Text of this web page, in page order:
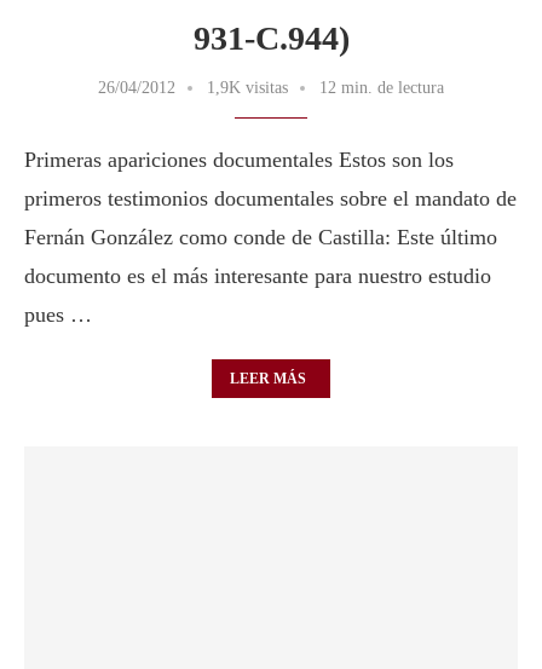
931-C.944)
26/04/2012 1,9K visitas 12 min. de lectura
Primeras apariciones documentales Estos son los
primeros testimonios documentales sobre el mandato de
Fernán González como conde de Castilla: Este último
documento es el más interesante para nuestro estudio
pues …
LEER MÁS